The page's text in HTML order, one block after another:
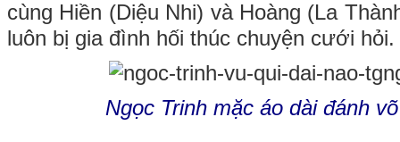
cùng Hiền (Diệu Nhi) và Hoàng (La
luôn bị gia đình hối thúc chuyện cưới hỏi.
Ngọc Trinh mặc áo dài đánh